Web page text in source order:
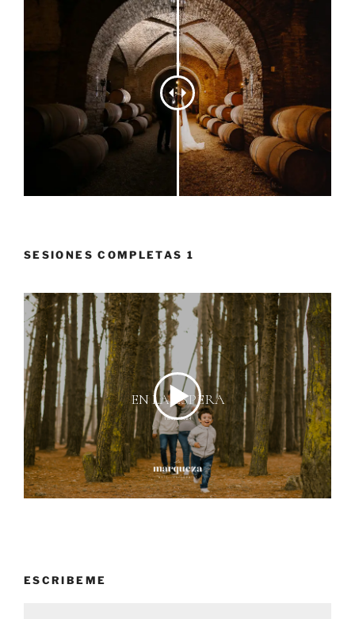
SESIONES COMPLETAS 1
ESCRIBEME